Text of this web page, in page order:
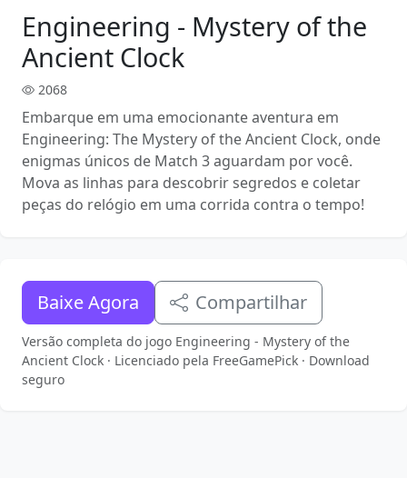
Engineering - Mystery of the
Ancient Clock
2068
Embarque em uma emocionante aventura em
Engineering: The Mystery of the Ancient Clock, onde
enigmas únicos de Match 3 aguardam por você.
Mova as linhas para descobrir segredos e coletar
peças do relógio em uma corrida contra o tempo!
Baixe Agora Compartilhar
Versão completa do jogo Engineering - Mystery of the
Ancient Clock · Licenciado pela FreeGamePick · Download
seguro